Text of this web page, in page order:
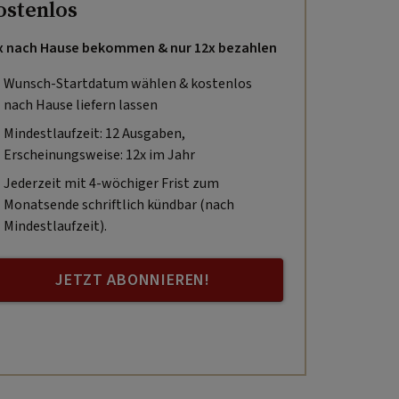
nach Hause bekommen & nur 12x bezahlen
Wunsch-Startdatum wählen & kostenlos
nach Hause liefern lassen
Mindestlaufzeit: 12 Ausgaben,
Erscheinungsweise: 12x im Jahr
Jederzeit mit 4-wöchiger Frist zum
Monatsende schriftlich kündbar (nach
Mindestlaufzeit).
JETZT ABONNIEREN!